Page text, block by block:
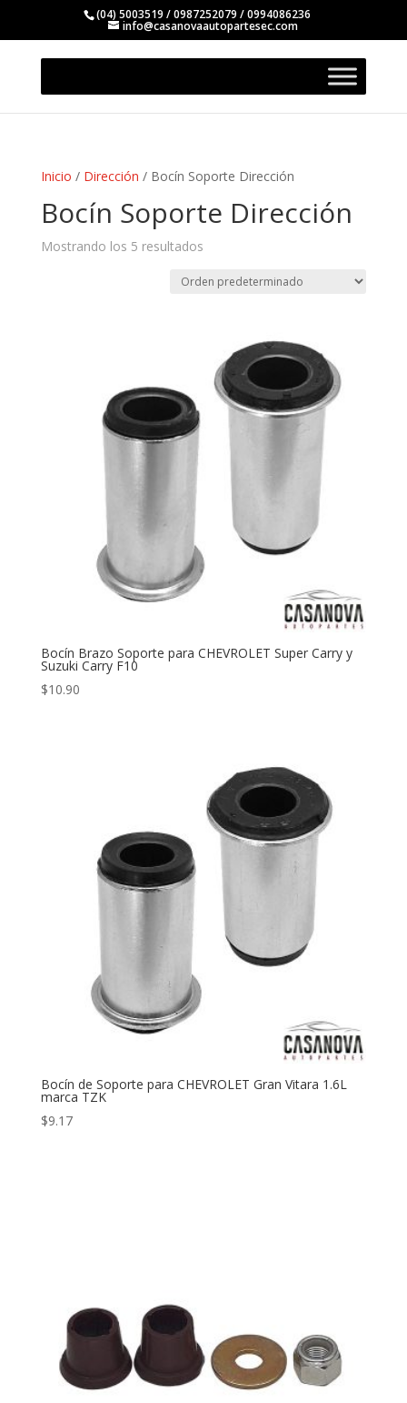
(04) 5003519 / 0987252079 / 0994086236
info@casanovaautopartesec.com
Inicio / Dirección / Bocín Soporte Dirección
Bocín Soporte Dirección
Mostrando los 5 resultados
Bocín Brazo Soporte para CHEVROLET Super Carry y
Suzuki Carry F10
$10.90
Bocín de Soporte para CHEVROLET Gran Vitara 1.6L
marca TZK
$9.17